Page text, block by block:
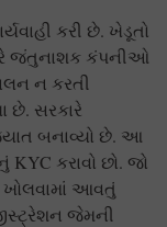
કરી છે. ખેડૂતો
જંતુનાશક કંપનીઓ
ન કરતી
છે. સરકારે
બનાવ્યો છે. આ
કરાવો છો. જો
ખોલવામાં આવતું
જેમની